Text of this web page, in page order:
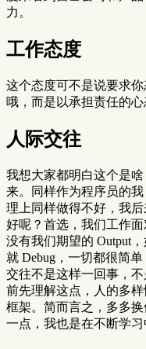
力。
工作态度
这个态度可不是说要求
哦，而是以承担责任的
人际交往
我想大家都明白这个是
来。同样作为程序员的
理上同样做得不好，我
好呢？首选，我们工作
没有我们期望的 Output
就 Debug，一切都很简
交往不是这样一回事，
前先理解这点，人的多
框架。简而言之，多多
一点，我也是在不断学习